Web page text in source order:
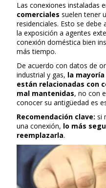
Las conexiones instaladas
comerciales suelen tener
residenciales. Esto se
la exposición a agentes
conexión doméstica bien
más tiempo.
De acuerdo con datos de
industrial y gas, la mayoría
están relacionadas con
mal mantenidas, no con
conocer su antigüedad es
Recomendación clave: si
una conexión, lo más
reemplazarla.